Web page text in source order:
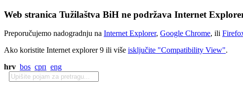
Web stranica Tužilaštva BiH ne podržava Internet
Preporučujemo nadogradnju na Internet Explorer, Google Chrome, ili
Ako koristite Internet explorer 9 ili više isključite "Compatibility View".
hrv bos срп eng